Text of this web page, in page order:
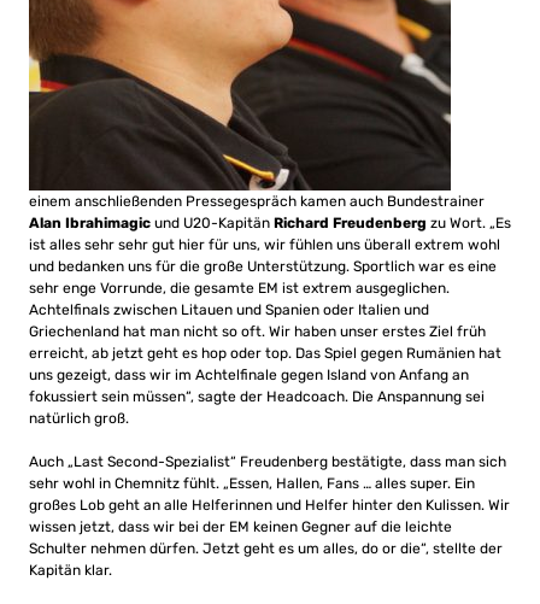
einem anschließenden Pressegespräch kamen auch Bundestrainer
Alan Ibrahimagic und U20-Kapitän Richard Freudenberg zu Wort. „Es
ist alles sehr sehr gut hier für uns, wir fühlen uns überall extrem wohl
und bedanken uns für die große Unterstützung. Sportlich war es eine
sehr enge Vorrunde, die gesamte EM ist extrem ausgeglichen.
Achtelfinals zwischen Litauen und Spanien oder Italien und
Griechenland hat man nicht so oft. Wir haben unser erstes Ziel früh
erreicht, ab jetzt geht es hop oder top. Das Spiel gegen Rumänien hat
uns gezeigt, dass wir im Achtelfinale gegen Island von Anfang an
fokussiert sein müssen“, sagte der Headcoach. Die Anspannung sei
natürlich groß.
Auch „Last Second-Spezialist“ Freudenberg bestätigte, dass man sich
sehr wohl in Chemnitz fühlt. „Essen, Hallen, Fans … alles super. Ein
großes Lob geht an alle Helferinnen und Helfer hinter den Kulissen. Wir
wissen jetzt, dass wir bei der EM keinen Gegner auf die leichte
Schulter nehmen dürfen. Jetzt geht es um alles, do or die“, stellte der
Kapitän klar.